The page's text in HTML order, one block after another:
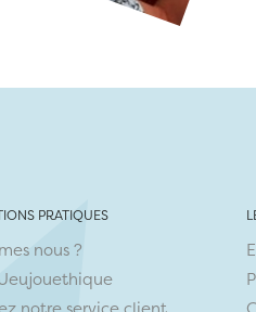
PRATIQUES
nous ?